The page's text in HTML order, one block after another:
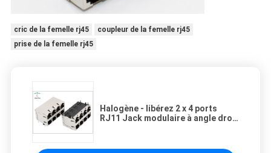
cric de la femelle rj45
coupleur de la femelle rj45
prise de la femelle rj45
Halogène - libérez 2 x 4 ports
RJ11 Jack modulaire à angle droit